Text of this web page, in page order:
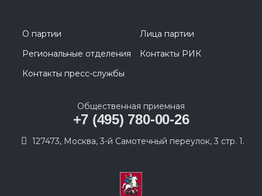
О партии
Лица партии
Региональные отделения
Контакты РИК
Контакты пресс-службы
Общественная приемная
+7 (495) 780-00-26
127473, Москва, 3-й Самотечный переулок, 3 стр. 1.